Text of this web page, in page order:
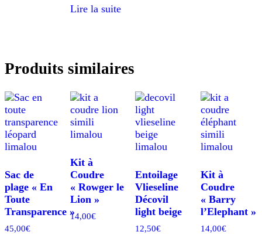
Lire la suite
Produits similaires
Sac de
plage « En
Toute
Transparence »
45,00€
Kit à
Coudre
« Rowger le
Lion »
14,00€
Entoilage
Vlieseline
Décovil
light beige
12,50€
Kit à
Coudre
« Barry
l’Elephant »
14,00€